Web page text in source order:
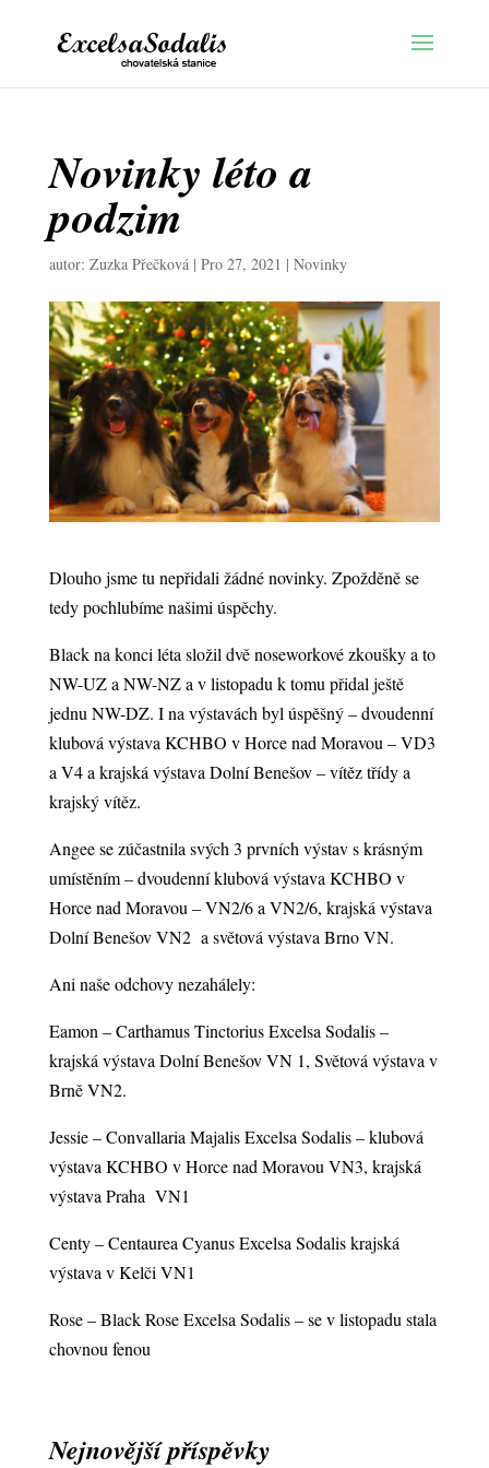
Novinky léto a
podzim
autor: Zuzka Přečková| Pro 27, 2021 | Novinky
Dlouho jsme tu nepřidali žádné novinky. Zpožděně se
tedy pochlubíme našimi úspěchy.
Black na konci léta složil dvě noseworkové zkoušky a to
NW-UZ a NW-NZ a v listopadu k tomu přidal ještě
jednu NW-DZ. I na výstavách byl úspěšný – dvoudenní
klubová výstava KCHBO v Horce nad Moravou – VD3
a V4 a krajská výstava Dolní Benešov – vítěz třídy a
krajský vítěz.
Angee se zúčastnila svých 3 prvních výstav s krásným
umístěním – dvoudenní klubová výstava KCHBO v
Horce nad Moravou – VN2/6 a VN2/6, krajská výstava
Dolní Benešov VN2 a světová výstava Brno VN.
Ani naše odchovy nezahálely:
Eamon – Carthamus Tinctorius Excelsa Sodalis –
krajská výstava Dolní Benešov VN 1, Světová výstava v
Brně VN2.
Jessie – Convallaria Majalis Excelsa Sodalis – klubová
výstava KCHBO v Horce nad Moravou VN3, krajská
výstava Praha VN1
Centy – Centaurea Cyanus Excelsa Sodalis krajská
výstava v Kelči VN1
Rose – Black Rose Excelsa Sodalis – se v listopadu stala
chovnou fenou
Nejnovější příspěvky